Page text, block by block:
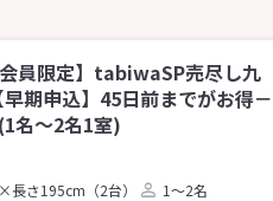
員限定】tabiwaSP売尽し九
期申込】45日前までがお得－
名～2名1室)
長さ195cm（2台）
1～2名